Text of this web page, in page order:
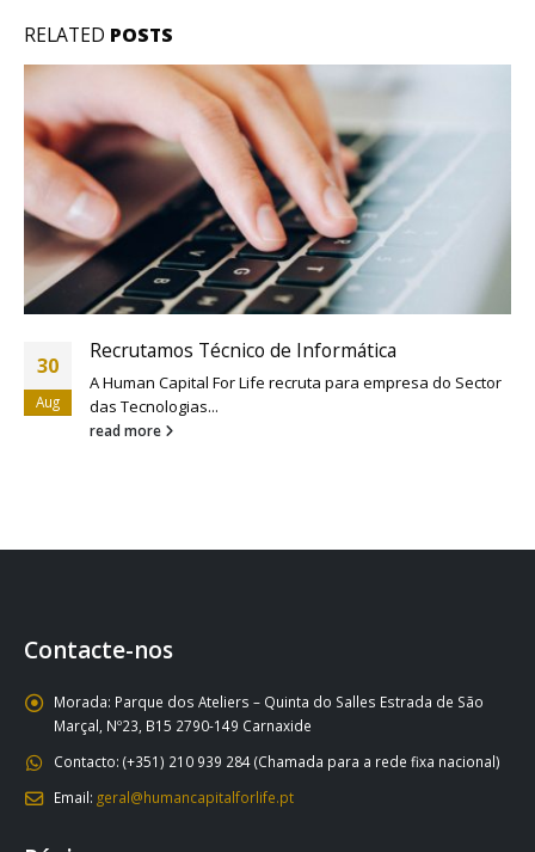
RELATED POSTS
30
Aug
Recrutamos Técnico de Informática
A Human Capital For Life recruta para empresa do Sector
das Tecnologias...
read more
Contacte-nos
Morada: Parque dos Ateliers – Quinta do Salles Estrada de São
Marçal, Nº23, B15 2790-149 Carnaxide
Contacto: (+351) 210 939 284 (Chamada para a rede fixa nacional)
Email: geral@humancapitalforlife.pt